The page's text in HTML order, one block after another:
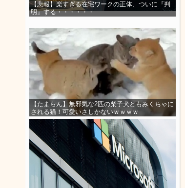
【悲報】楽すぎる在宅ワークの正体、ついに『判
明』する・・・・・・
【たまらん】無邪気な2匹の柴子犬ともみくちゃに
される猫！可愛いさしかないｗｗｗｗ